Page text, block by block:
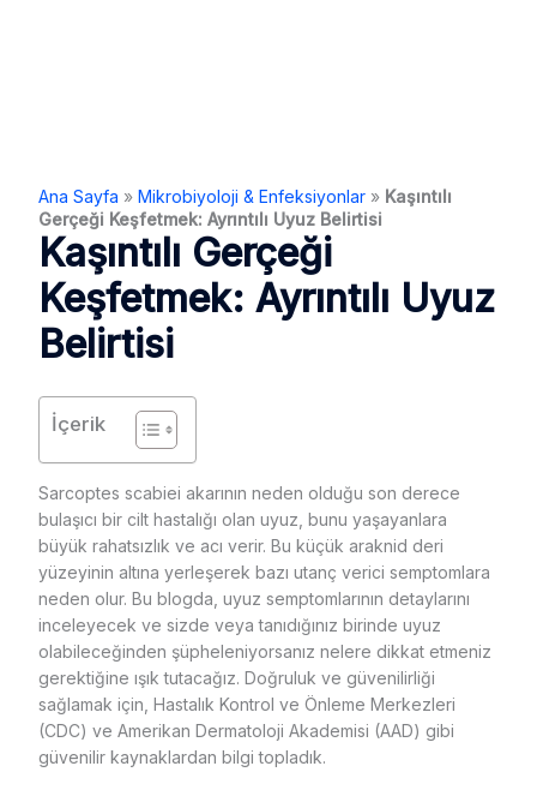
Ana Sayfa » Mikrobiyoloji & Enfeksiyonlar» Kaşıntılı
Gerçeği Keşfetmek: Ayrıntılı Uyuz Belirtisi
Kaşıntılı Gerçeği
Keşfetmek: Ayrıntılı Uyuz
Belirtisi
İçerik
Sarcoptes scabiei akarının neden olduğu son derece
bulaşıcı bir cilt hastalığı olan uyuz, bunu yaşayanlara
büyük rahatsızlık ve acı verir. Bu küçük araknid deri
yüzeyinin altına yerleşerek bazı utanç verici semptomlara
neden olur. Bu blogda, uyuz semptomlarının detaylarını
inceleyecek ve sizde veya tanıdığınız birinde uyuz
olabileceğinden şüpheleniyorsanız nelere dikkat etmeniz
gerektiğine ışık tutacağız. Doğruluk ve güvenilirliği
sağlamak için, Hastalık Kontrol ve Önleme Merkezleri
(CDC) ve Amerikan Dermatoloji Akademisi (AAD) gibi
güvenilir kaynaklardan bilgi topladık.